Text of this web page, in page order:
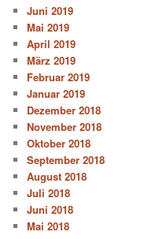
Juni 2019
Mai 2019
April 2019
März 2019
Februar 2019
Januar 2019
Dezember 2018
November 2018
Oktober 2018
September 2018
August 2018
Juli 2018
Juni 2018
Mai 2018